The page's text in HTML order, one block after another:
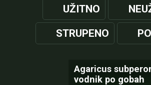
UŽITNO
STRUPENO
Agaricus
vodnik po gobah